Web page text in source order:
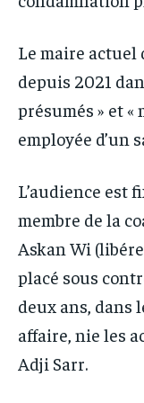
Le maire
depuis 2021
présumés » et «
employée d’un
L’audience est
membre de la
Askan Wi
placé sous
deux ans, dans
affaire, nie les
Adji Sarr.